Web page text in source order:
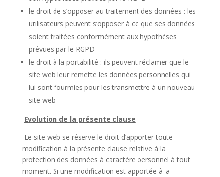
le droit de s’opposer au traitement des données : les
utilisateurs peuvent s’opposer à ce que ses données
soient traitées conformément aux hypothèses
prévues par le RGPD
le droit à la portabilité : ils peuvent réclamer que le
site web leur remette les données personnelles qui
lui sont fourmies pour les transmettre à un nouveau
site web
Evolution de la présente clause
Le site web se réserve le droit d’apporter toute
modification à la présente clause relative à la
protection des données à caractère personnel à tout
moment. Si une modification est apportée à la